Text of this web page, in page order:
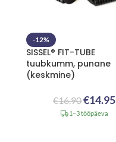
-12%
SISSEL® FIT-TUBE
tuubkumm, punane
(keskmine)
€16.90€14.95
1–3 tööpäeva